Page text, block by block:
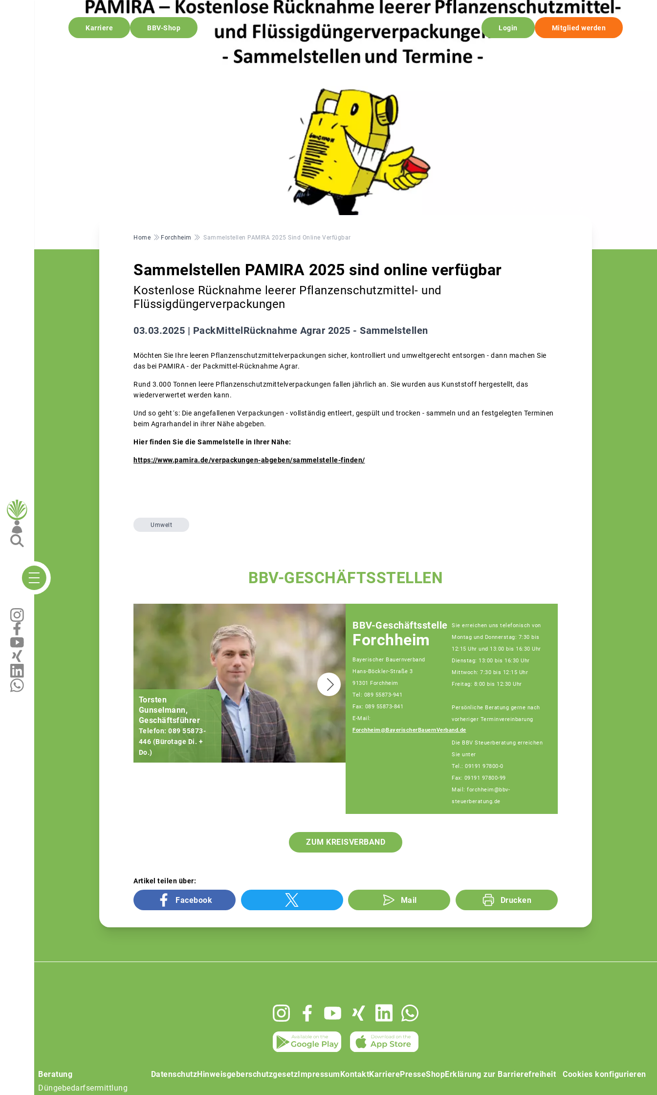
Karriere BBV-Shop Login Mitglied werden
Pfadnavigation
Home Forchheim Sammelstellen PAMIRA 2025 Sind Online Verfügbar
Sammelstellen PAMIRA 2025 sind online verfügbar
Kostenlose Rücknahme leerer Pflanzenschutzmittel- und
Flüssigdüngerverpackungen
03.03.2025 | PackMittelRücknahme Agrar 2025 - Sammelstellen
Möchten Sie Ihre leeren Pflanzenschutzmittelverpackungen sicher, kontrolliert und umweltgerecht entsorgen - dann machen Sie
das bei PAMIRA - der Packmittel-Rücknahme Agrar.
Rund 3.000 Tonnen leere Pflanzenschutzmittelverpackungen fallen jährlich an. Sie wurden aus Kunststoff hergestellt, das
wiederverwertet werden kann.
Und so geht´s: Die angefallenen Verpackungen - vollständig entleert, gespült und trocken - sammeln und an festgelegten Terminen
beim Agrarhandel in ihrer Nähe abgeben.
Hier finden Sie die Sammelstelle in Ihrer Nähe:
https://www.pamira.de/verpackungen-abgeben/sammelstelle-finden/
Umwelt
BBV-GESCHÄFTSSTELLEN
Torsten
Gunselmann,
Geschäftsführer
Telefon: 089 55873-
446 (Bürotage Di. +
Do.)
Joachim Grau,
Fachberater
Telefon: 089 55873-
BBV-Geschäftsstelle
Forchheim
Bayerischer Bauernverband
Hans-Böckler-Straße 3
91301 Forchheim
Tel: 089 55873-941
Fax: 089 55873-841
E-Mail:
Forchheim@BayerischerBauernVerband.de
Sie erreichen uns telefonisch von
Montag und Donnerstag: 7:30 bis
12:15 Uhr und 13:00 bis 16:30 Uhr
Dienstag: 13:00 bis 16:30 Uhr
Mittwoch: 7:30 bis 12:15 Uhr
Freitag: 8:00 bis 12:30 Uhr
Persönliche Beratung gerne nach
vorheriger Terminvereinbarung
Die BBV Steuerberatung erreichen
Sie unter
Tel.: 09191 97800-0
Fax: 09191 97800-99
Mail: forchheim@bbv-
steuerberatung.de
ZUM KREISVERBAND
Artikel teilen über:
Facebook Mail Drucken
Beratung
Düngebedarfsermittlung
DatenschutzHinweisgeberschutzgesetz Impressum KontaktKarrierePresseShopErklärung zur Barrierefreiheit Cookies konfigurieren